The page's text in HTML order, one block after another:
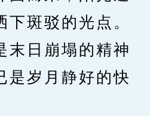
斑驳的光点。
日崩塌的精神
是岁月静好的快